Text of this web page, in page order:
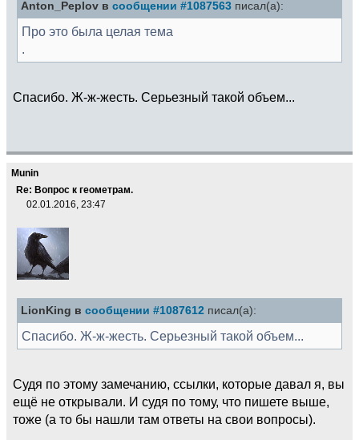
Anton_Peplov в сообщении #1087563 писал(а):
Про это была целая тема
.
Спасибо. Ж-ж-жесть. Серьезный такой объем...
Munin
Re: Вопрос к геометрам.
02.01.2016, 23:47
LionKing в сообщении #1087612 писал(а):
Спасибо. Ж-ж-жесть. Серьезный такой объем...
Судя по этому замечанию, ссылки, которые давал я, вы
ещё не открывали. И судя по тому, что пишете выше,
тоже (а то бы нашли там ответы на свои вопросы).